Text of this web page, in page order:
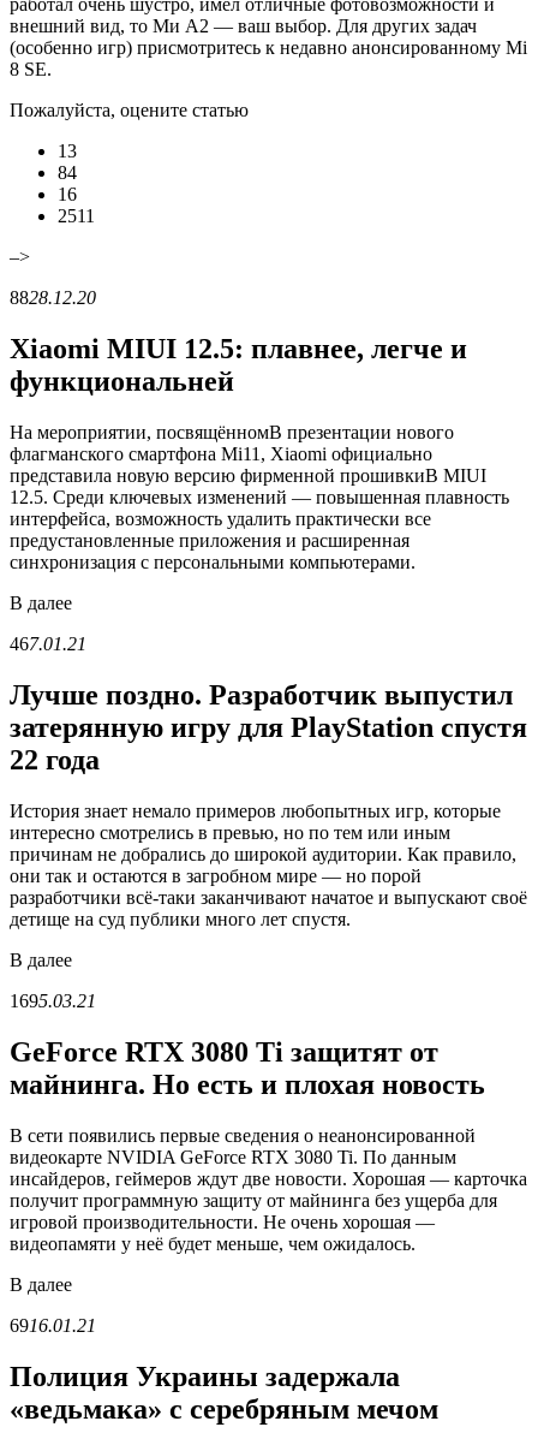
работал очень шустро, имел отличные фотовозможности и
внешний вид, то Ми А2 — ваш выбор. Для других задач
(особенно игр) присмотритесь к недавно анонсированному Mi
8 SE.
Пожалуйста, оцените статью
13
84
16
2511
–>
8828.12.20
Xiaomi MIUI 12.5: плавнее, легче и
функциональней
На мероприятии, посвящённомВ презентации нового
флагманского смартфона Mi11, Xiaomi официально
представила новую версию фирменной прошивкиВ MIUI
12.5. Среди ключевых изменений — повышенная плавность
интерфейса, возможность удалить практически все
предустановленные приложения и расширенная
синхронизация с персональными компьютерами.
В далее
467.01.21
Лучше поздно. Разработчик выпустил
затерянную игру для PlayStation спустя
22 года
История знает немало примеров любопытных игр, которые
интересно смотрелись в превью, но по тем или иным
причинам не добрались до широкой аудитории. Как правило,
они так и остаются в загробном мире — но порой
разработчики всё-таки заканчивают начатое и выпускают своё
детище на суд публики много лет спустя.
В далее
1695.03.21
GeForce RTX 3080 Ti защитят от
майнинга. Но есть и плохая новость
В сети появились первые сведения о неанонсированной
видеокарте NVIDIA GeForce RTX 3080 Ti. По данным
инсайдеров, геймеров ждут две новости. Хорошая — карточка
получит программную защиту от майнинга без ущерба для
игровой производительности. Не очень хорошая —
видеопамяти у неё будет меньше, чем ожидалось.
В далее
6916.01.21
Полиция Украины задержала
«ведьмака» с серебряным мечом